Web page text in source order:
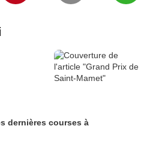
dernières courses à